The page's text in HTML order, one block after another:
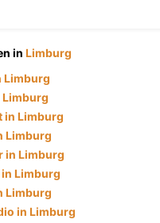
in Limburg
Limburg
Limburg
in Limburg
Limburg
in Limburg
Limburg
Limburg
in Limburg